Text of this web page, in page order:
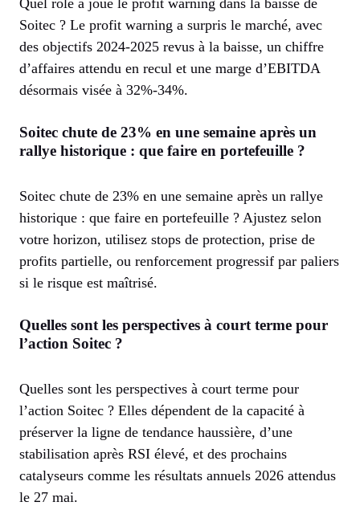
Quel rôle a joué le profit warning dans la baisse de
Soitec ? Le profit warning a surpris le marché, avec
des objectifs 2024-2025 revus à la baisse, un chiffre
d’affaires attendu en recul et une marge d’EBITDA
désormais visée à 32%-34%.
Soitec chute de 23% en une semaine après un
rallye historique : que faire en portefeuille ?
Soitec chute de 23% en une semaine après un rallye
historique : que faire en portefeuille ? Ajustez selon
votre horizon, utilisez stops de protection, prise de
profits partielle, ou renforcement progressif par paliers
si le risque est maîtrisé.
Quelles sont les perspectives à court terme pour
l’action Soitec ?
Quelles sont les perspectives à court terme pour
l’action Soitec ? Elles dépendent de la capacité à
préserver la ligne de tendance haussière, d’une
stabilisation après RSI élevé, et des prochains
catalyseurs comme les résultats annuels 2026 attendus
le 27 mai.